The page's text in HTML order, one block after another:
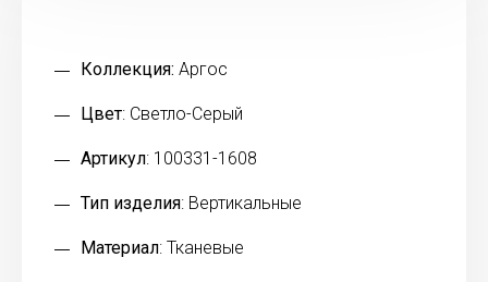
Коллекция: Аргос
Цвет: Светло-Серый
Артикул: 100331-1608
Тип изделия: Вертикальные
Материал: Тканевые